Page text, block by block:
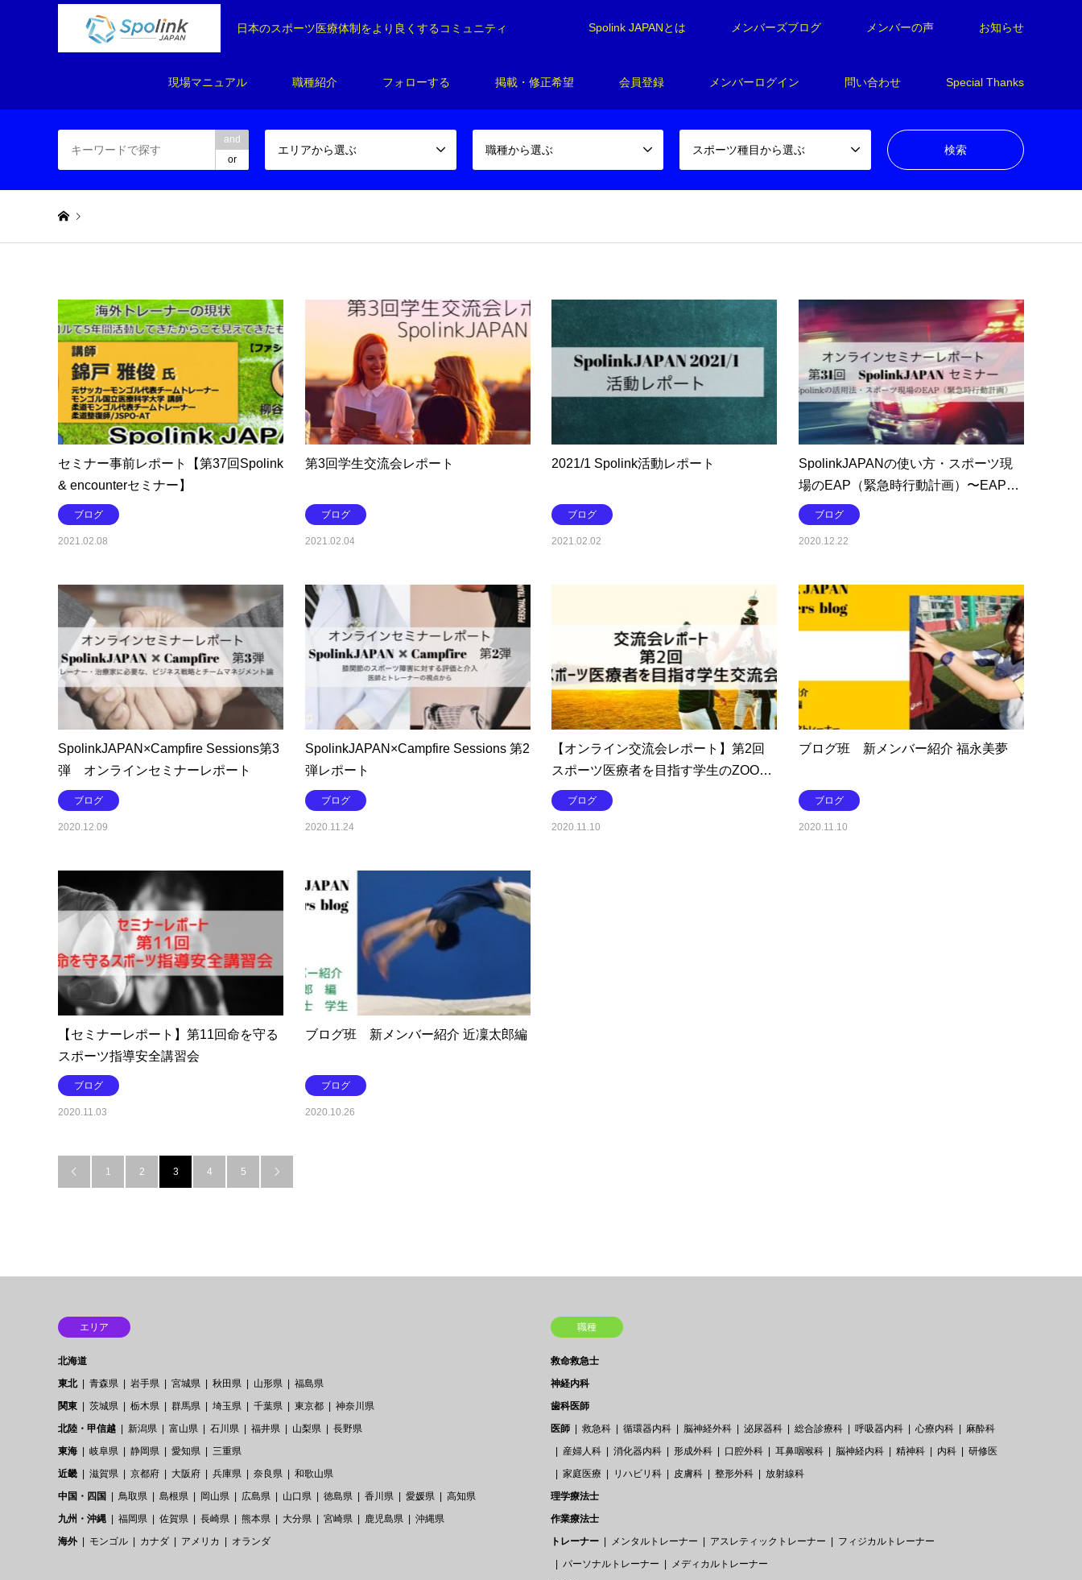
日本のスポーツ医療体制をより良くするコミュニティ Spolink JAPANとは メンバーズブログ メンバーの声 お知らせ
現場マニュアル 職種紹介 フォローする 掲載・修正希望 会員登録 メンバーログイン 問い合わせ Special Thanks
and
or
エリアから選ぶ 職種から選ぶ スポーツ種目から選ぶ
セミナー事前レポート【第37回Spolink
& encounterセミナー】
ブログ
2021.02.08
第3回学生交流会レポート
ブログ
2021.02.04
2021/1 Spolink活動レポート
ブログ
2021.02.02
SpolinkJAPANの使い方・スポーツ現
場のEAP（緊急時行動計画）〜EAP…
ブログ
2020.12.22
SpolinkJAPAN×Campfire Sessions第3
弾 オンラインセミナーレポート
ブログ
2020.12.09
SpolinkJAPAN×Campfire Sessions 第2
弾レポート
ブログ
2020.11.24
【オンライン交流会レポート】第2回
スポーツ医療者を目指す学生のZOO…
ブログ
2020.11.10
ブログ班 新メンバー紹介 福永美夢
ブログ
2020.11.10
【セミナーレポート】第11回命を守る
スポーツ指導安全講習会
ブログ
2020.11.03
ブログ班 新メンバー紹介 近凜太郎編
ブログ
2020.10.26
 1 2 3 4 5 
エリア
北海道
東北
青森県 岩手県 宮城県 秋田県 山形県
福島県
関東
茨城県 栃木県 群馬県 埼玉県 千葉県 東京都
神奈川県
北陸・甲信越
新潟県 富山県 石川県 福井県 山梨県
長野県
東海
岐阜県 静岡県 愛知県
三重県
近畿
滋賀県 京都府 大阪府 兵庫県 奈良県
和歌山県
中国・四国
鳥取県 島根県 岡山県 広島県 山口県 徳島県 香川県 愛媛県
高知県
九州・沖縄
福岡県 佐賀県 長崎県 熊本県 大分県 宮崎県 鹿児島県
沖縄県
海外
モンゴル カナダ アメリカ オランダ
職種
救命救急士
神経内科
歯科医師
医師
救急科 循環器内科 脳神経外科 泌尿器科 総合診療科 呼吸器内科 心療内科
麻酔科
産婦人科
消化器内科 形成外科 口腔外科 耳鼻咽喉科 脳神経内科 精神科 内科
研修医
家庭医療
リハビリ科 皮膚科 整形外科
放射線科
理学療法士
作業療法士
トレーナー
メンタルトレーナー アスレティックトレーナー
フィジカルトレーナー
パーソナルトレーナー
メディカルトレーナー